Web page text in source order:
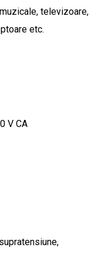
televizoare,
etc.
V CA